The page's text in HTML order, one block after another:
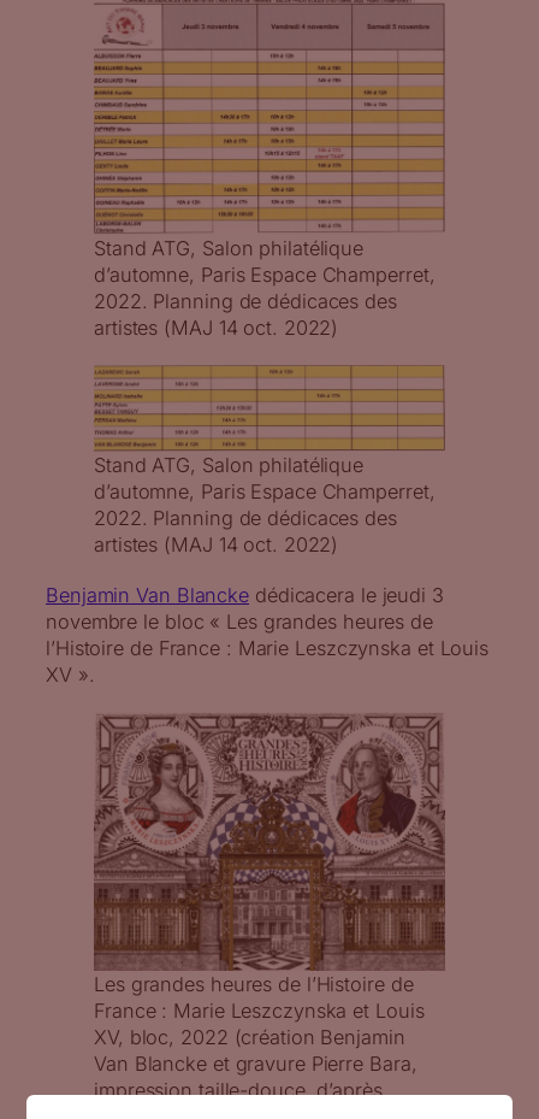
Stand ATG, Salon philatélique
d’automne, Paris Espace Champerret,
2022. Planning de dédicaces des
artistes (MAJ 14 oct. 2022)
Stand ATG, Salon philatélique
d’automne, Paris Espace Champerret,
2022. Planning de dédicaces des
artistes (MAJ 14 oct. 2022)
Benjamin Van Blancke dédicacera le jeudi 3
novembre le bloc « Les grandes heures de
l’Histoire de France : Marie Leszczynska et Louis
XV ».
Les grandes heures de l’Histoire de
France : Marie Leszczynska et Louis
XV, bloc, 2022 (création Benjamin
Van Blancke et gravure Pierre Bara,
impression taille-douce, d’après